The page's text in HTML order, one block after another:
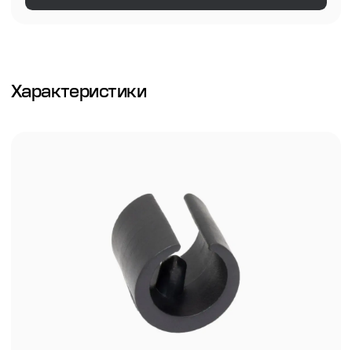
Характеристики